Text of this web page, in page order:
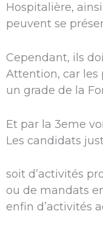
Hospitalière,
peuvent se
Cependant, ils
Attention, car les
un grade de la
Et par la 3eme
Les candidats
soit d’activités
ou de mandats
enfin d’activités